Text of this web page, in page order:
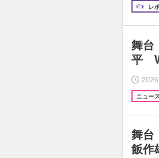
レ
舞台
平
ニュース
舞台
飯作